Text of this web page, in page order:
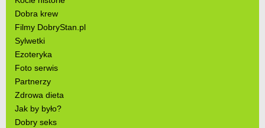
Dobra krew
Filmy DobryStan.pl
Sylwetki
Ezoteryka
Foto serwis
Partnerzy
Zdrowa dieta
Jak by było?
Dobry seks